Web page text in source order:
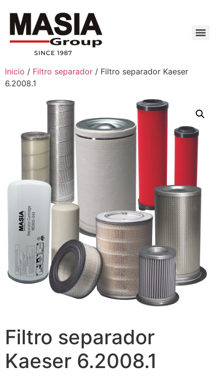
Inicio / Filtro separador / Filtro separador Kaeser
6.2008.1
Filtro separador
Kaeser 6.2008.1